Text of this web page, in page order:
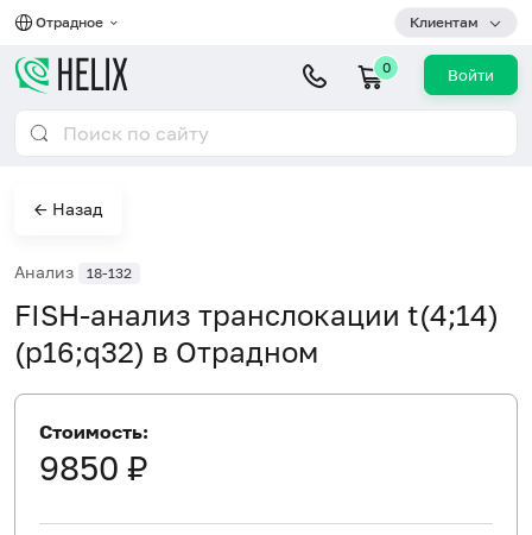
Отрадное Клиентам
0 Войти
← Назад
Анализ 18-132
FISH-анализ транслокации t(4;14)
(p16;q32) в Отрадном
Стоимость:
9850 ₽